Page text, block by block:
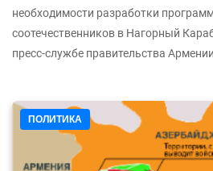
необходимости разработки
соотечественников в Нагорный
пресс-службе правительства
ПОЛИТИКА